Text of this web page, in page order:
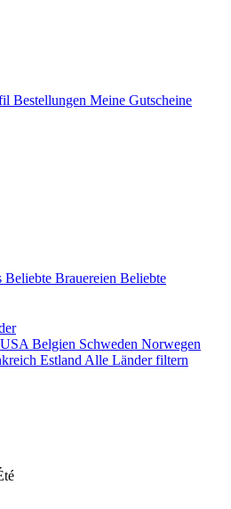
Bestellungen Meine Gutscheine
Beliebte Brauereien Beliebte
USA Belgien Schweden Norwegen
Estland Alle Länder filtern